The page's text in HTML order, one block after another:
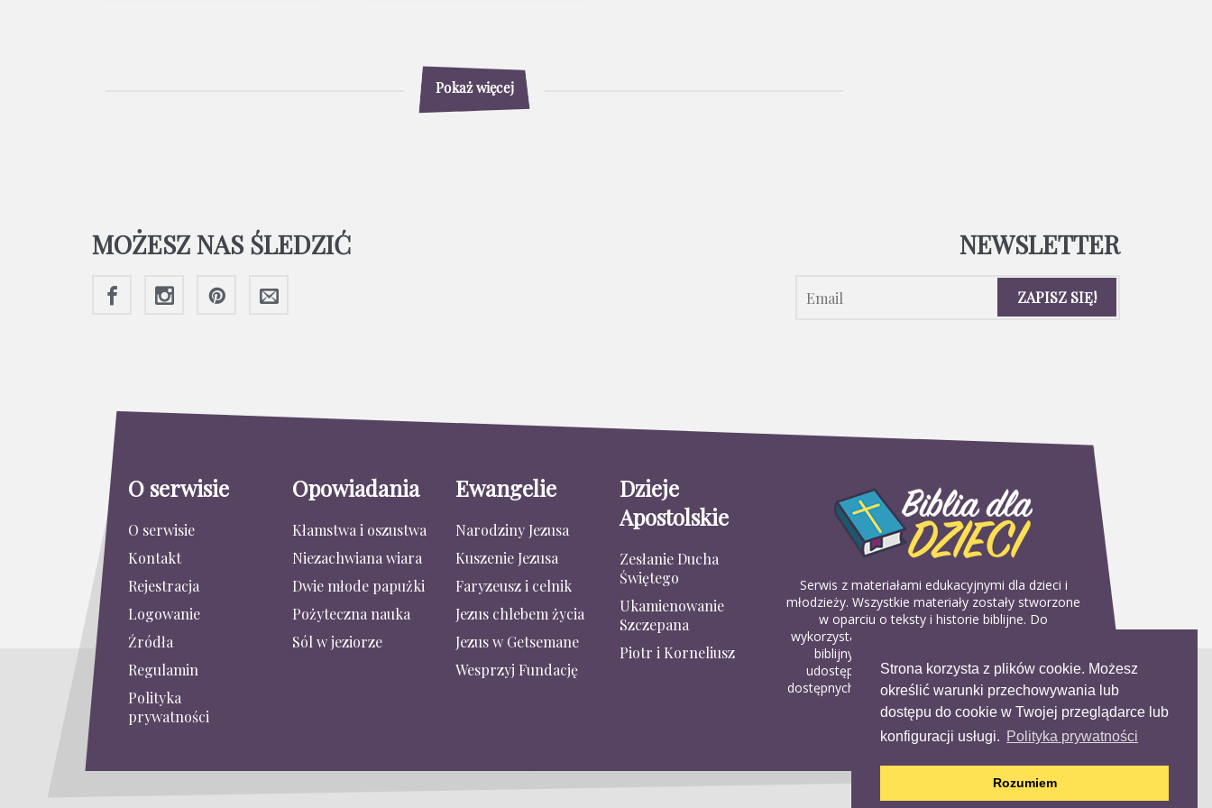
Strona korzysta z plików cookie. Możesz
określić warunki przechowywania lub
dostępu do cookie w Twojej przeglądarce lub
konfiguracji usługi. Polityka prywatności
Rozumiem
Pokaż więcej
MOŻESZ NAS ŚLEDZIĆ NEWSLETTER
O serwisie
O serwisie
Kontakt
Rejestracja
Logowanie
Źródła
Regulamin
Polityka
prywatności
Opowiadania
Kłamstwa i oszustwa
Niezachwiana wiara
Dwie młode papużki
Pożyteczna nauka
Sól w jeziorze
Ewangelie
Narodziny Jezusa
Kuszenie Jezusa
Faryzeusz i celnik
Jezus chlebem życia
Jezus w Getsemane
Wesprzyj Fundację
Dzieje
Apostolskie
Zesłanie Ducha
Świętego
Ukamienowanie
Szczepana
Piotr i Korneliusz
Serwis z materiałami edukacyjnymi dla dzieci i
młodzieży. Wszystkie materiały zostały stworzone
w oparciu o teksty i historie biblijne. Do
wykorzystania w domu, na religii lub w szkółkach
biblijnych. Można je pobierać, drukować i
udostępniać bez żadnych opłat. Materiałów
dostępnych na serwisie nie można wykorzystywać
w celach komercyjnych.